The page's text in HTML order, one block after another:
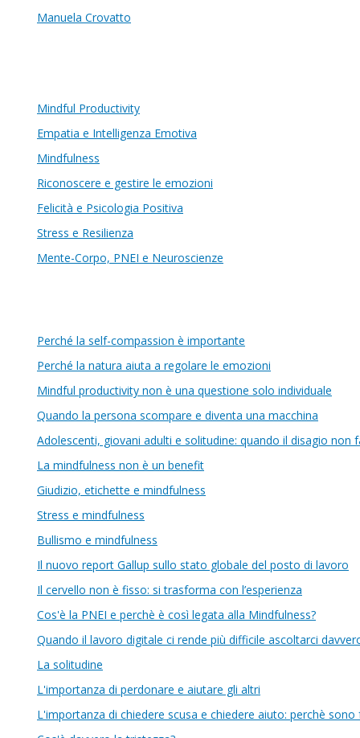
Manuela Crovatto
Mindful Productivity
Empatia e Intelligenza Emotiva
Mindfulness
Riconoscere e gestire le emozioni
Felicità e Psicologia Positiva
Stress e Resilienza
Mente-Corpo, PNEI e Neuroscienze
Perché la self-compassion è importante
Perché la natura aiuta a regolare le emozioni
Mindful productivity non è una questione solo individuale
Quando la persona scompare e diventa una macchina
Adolescenti, giovani adulti e solitudine: quando il disagio non
La mindfulness non è un benefit
Giudizio, etichette e mindfulness
Stress e mindfulness
Bullismo e mindfulness
Il nuovo report Gallup sullo stato globale del posto di lavoro
Il cervello non è fisso: si trasforma con l’esperienza
Cos'è la PNEI e perchè è così legata alla Mindfulness?
Quando il lavoro digitale ci rende più difficile ascoltarci
La solitudine
L'importanza di perdonare e aiutare gli altri
L'importanza di chiedere scusa e chiedere aiuto: perchè